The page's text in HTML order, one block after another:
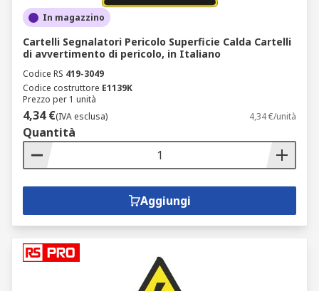
dell'estintore
In magazzino
Cartelli Segnalatori Pericolo Superficie Calda Cartelli
di avvertimento di pericolo, in Italiano
Codice RS 419-3049
Codice costruttore E1139K
Prezzo per 1 unità
4,34 €(IVA esclusa) 4,34 €/unità
Quantità
Aggiungi